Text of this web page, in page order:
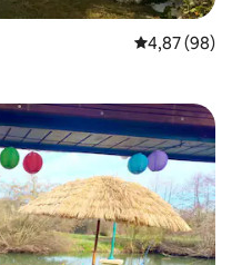
4,87 de uma
4,87 (98)
hóspedes